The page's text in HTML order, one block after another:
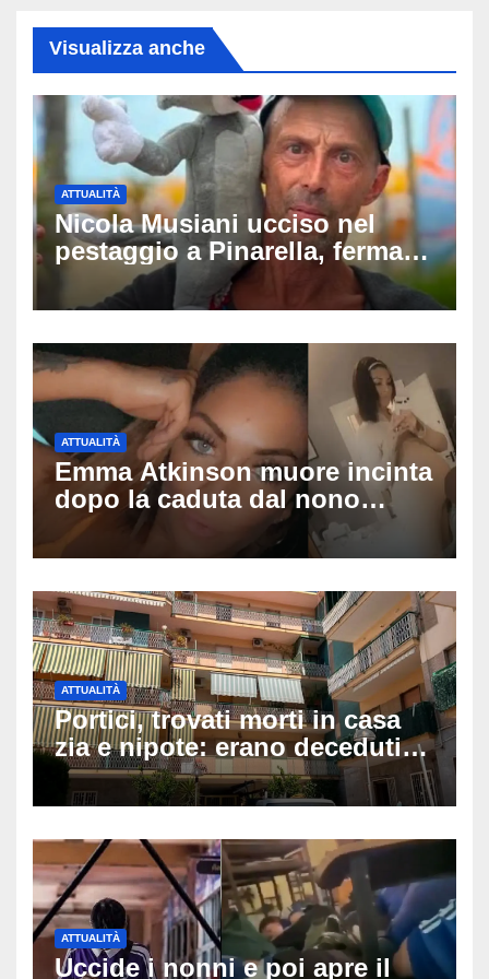
Visualizza anche
ATTUALITÀ
Nicola Musiani ucciso nel
pestaggio a Pinarella, fermati
quattro giovani: la svolta
dopo video, intercettazioni e
ATTUALITÀ
Emma Atkinson muore incinta
dopo la caduta dal nono
piano: la figlia nasce 30
minuti dopo e sta bene
ATTUALITÀ
Portici, trovati morti in casa
zia e nipote: erano deceduti
da giorni, il caldo tra le
ipotesi al vaglio
ATTUALITÀ
Uccide i nonni e poi apre il